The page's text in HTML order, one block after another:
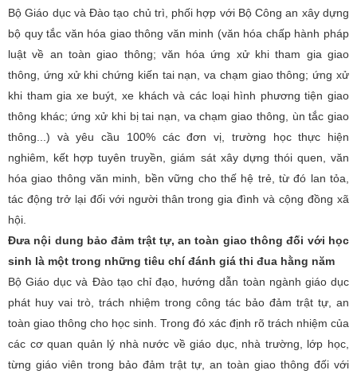
Bộ Giáo dục và Đào tạo chủ trì, phối hợp với Bộ Công an xây dựng
bộ quy tắc văn hóa giao thông văn minh (văn hóa chấp hành pháp
luật về an toàn giao thông; văn hóa ứng xử khi tham gia giao
thông, ứng xử khi chứng kiến tai nạn, va chạm giao thông; ứng xử
khi tham gia xe buýt, xe khách và các loại hình phương tiện giao
thông khác; ứng xử khi bị tai nạn, va chạm giao thông, ùn tắc giao
thông...) và yêu cầu 100% các đơn vị, trường học thực hiện
nghiêm, kết hợp tuyên truyền, giám sát xây dựng thói quen, văn
hóa giao thông văn minh, bền vững cho thế hệ trẻ, từ đó lan tỏa,
tác động trở lại đối với người thân trong gia đình và cộng đồng xã
hội.
Đưa nội dung bảo đảm trật tự, an toàn giao thông đối với học
sinh là một trong những tiêu chí đánh giá thi đua hằng năm
Bộ Giáo dục và Đào tạo chỉ đạo, hướng dẫn toàn ngành giáo dục
phát huy vai trò, trách nhiệm trong công tác bảo đảm trật tự, an
toàn giao thông cho học sinh. Trong đó xác định rõ trách nhiệm của
các cơ quan quản lý nhà nước về giáo dục, nhà trường, lớp học,
từng giáo viên trong bảo đảm trật tự, an toàn giao thông đối với